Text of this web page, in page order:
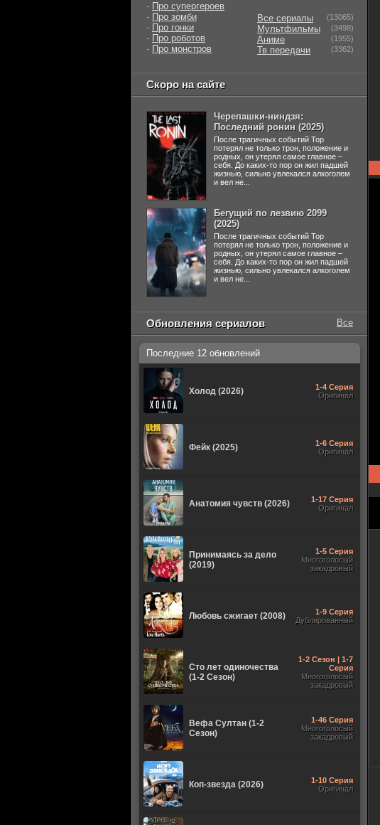
- Про супергероев
- Про зомби
- Про гонки
- Про роботов
- Про монстров
Все сериалы (13065)
Мультфильмы (3498)
Аниме (1955)
Тв передачи (3362)
Скоро на сайте
Черепашки-ниндзя:
Последний ронин (2025)
После трагичных событий Тор
потерял не только трон, положение и
родных, он утерял самое главное –
себя. До каких-то пор он жил падшей
жизнью, сильно увлекался алкоголем
и вел не...
Бегущий по лезвию 2099
(2025)
После трагичных событий Тор
потерял не только трон, положение и
родных, он утерял самое главное –
себя. До каких-то пор он жил падшей
жизнью, сильно увлекался алкоголем
и вел не...
Обновления сериалов Все
Последние 12 обновлений
Холод (2026)
1-4 Серия
Оригинал
Фейк (2025)
1-6 Серия
Оригинал
Анатомия чувств (2026)
1-17 Серия
Оригинал
Принимаясь за дело
(2019)
1-5 Серия
Многоголосый
закадровый
Любовь сжигает (2008)
1-9 Серия
Дублированный
Сто лет одиночества
(1-2 Сезон)
1-2 Сезон | 1-7
Серия
Многоголосый
закадровый
Вефа Султан (1-2
Сезон)
1-46 Серия
Многоголосый
закадровый
Коп-звезда (2026)
1-10 Серия
Оригинал